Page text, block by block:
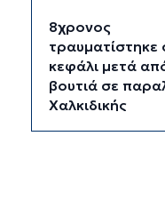
8χρονος
τραυματίστηκε
κεφάλι μετά
βουτιά σε
Χαλκιδικής